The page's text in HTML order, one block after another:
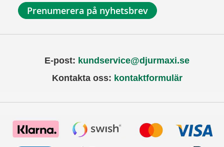
Prenumerera på nyhetsbrev
E-post: kundservice@djurmaxi.se
Kontakta oss: kontaktformulär